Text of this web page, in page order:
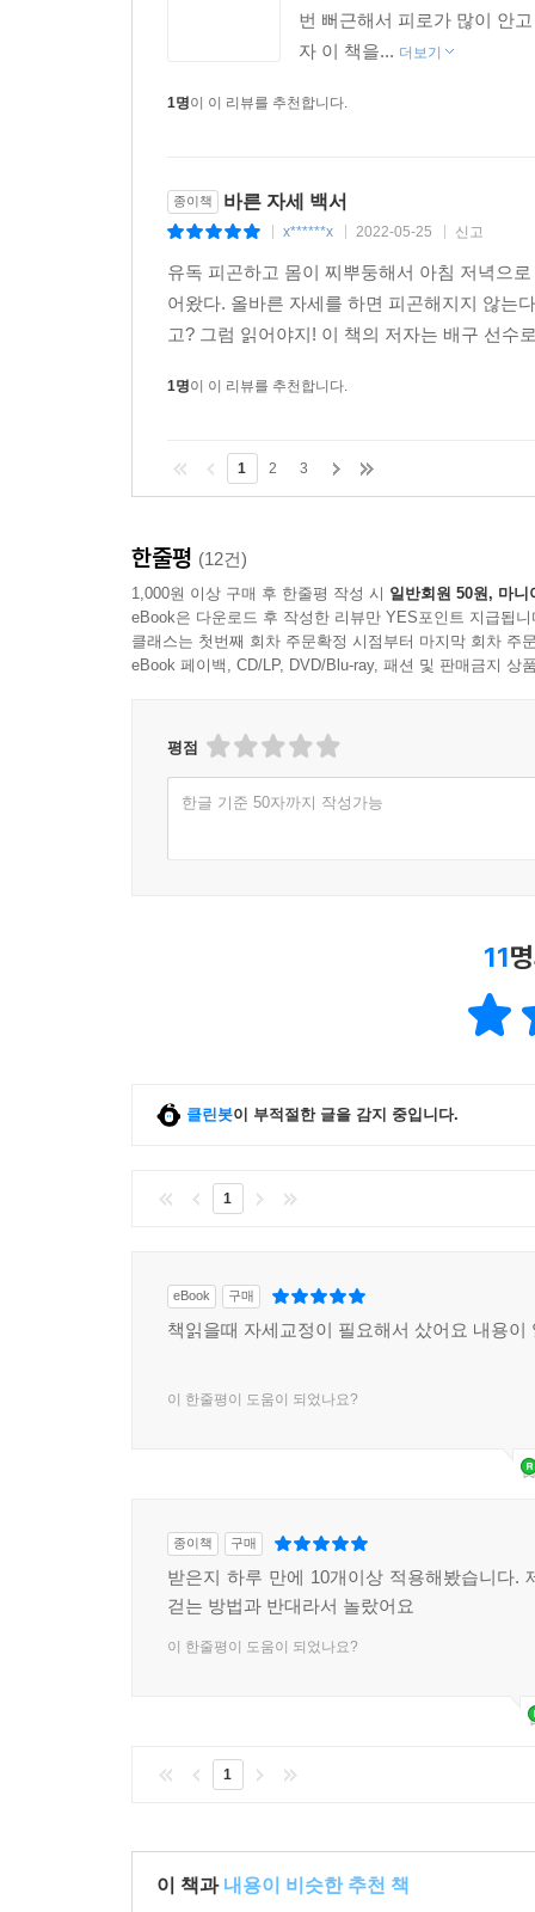
번 뻐근해서 피로가 많이 안
자 이 책을... 더보기
1명이 이 리뷰를 추천합니다.
종이책 바른 자세 백서
x******x 2022-05-25 신고
유독 피곤하고 몸이 찌뿌둥해서 아침 저녁으
어왔다. 올바른 자세를 하면 피곤해지지 않는
고? 그럼 읽어야지! 이 책의 저자는 배구 선수
1명이 이 리뷰를 추천합니다.
1 2 3
한줄평 (12건)
1,000원 이상 구매 후 한줄평 작성 시 일반회원 50원, 마니
eBook은 다운로드 후 작성한 리뷰만 YES포인트 지급됩니
클래스는 첫번째 회차 주문확정 시점부터 마지막 회차 주
eBook 페이백, CD/LP, DVD/Blu-ray, 패션 및 판매금지 상
평점
한글 기준 50자까지 작성가능
11
클린봇이 부적절한 글을 감지 중입니다.
1
eBook 구매
책읽을때 자세교정이 필요해서 샀어요 내용이
이 한줄평이 도움이 되었나요?
종이책 구매
받은지 하루 만에 10개이상 적용해봤습니다.
걷는 방법과 반대라서 놀랐어요
이 한줄평이 도움이 되었나요?
1
이 책과 내용이 비슷한 추천 책